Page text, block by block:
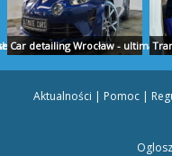
zabytków
Car detailing Wrocław -
Nowoczesna kuchnia - emmi.pl
Aktualności | Pomoc|